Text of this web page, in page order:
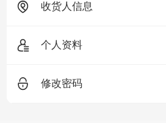
收货人信息
个人资料
修改密码